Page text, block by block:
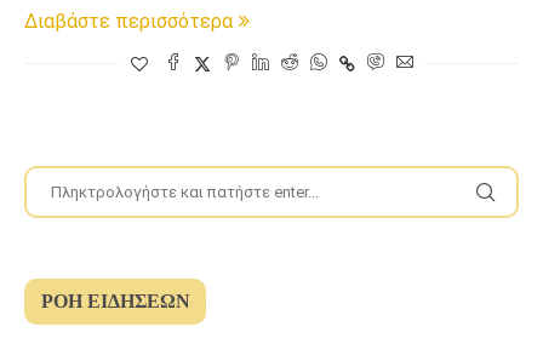
Διαβάστε περισσότερα
ΡΟΉ ΕΙΔΉΣΕΩΝ